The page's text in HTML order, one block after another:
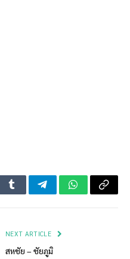
TumblrTelegramWhatsApp
Copy
NEXT ARTICLE
สหชัย – ชัยภูมิ